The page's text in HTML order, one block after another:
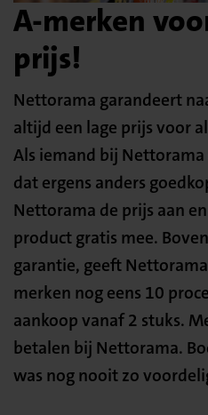
A-merken
prijs!
Nettorama garandeert
altijd een lage prijs voor
Als iemand bij
dat ergens anders
Nettorama de prijs aan
product gratis mee.
garantie, geeft
merken nog eens 10
aankoop vanaf 2 stuks.
betalen bij Nettorama.
was nog nooit zo